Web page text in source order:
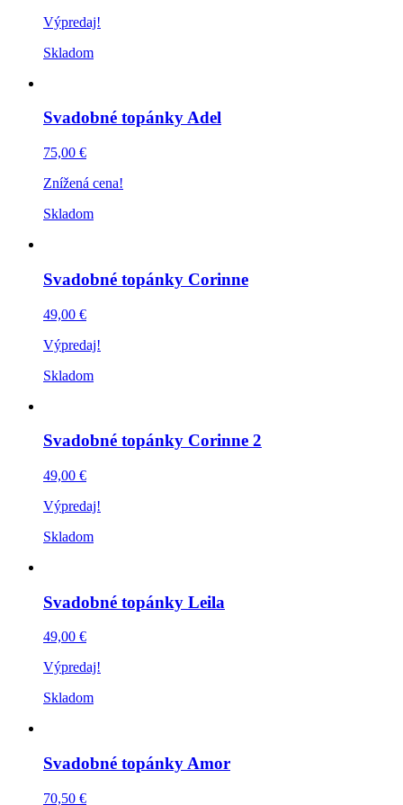
Výpredaj!
Skladom
Svadobné topánky Adel
75,00 €
Znížená cena!
Skladom
Svadobné topánky Corinne
49,00 €
Výpredaj!
Skladom
Svadobné topánky Corinne 2
49,00 €
Výpredaj!
Skladom
Svadobné topánky Leila
49,00 €
Výpredaj!
Skladom
Svadobné topánky Amor
70,50 €